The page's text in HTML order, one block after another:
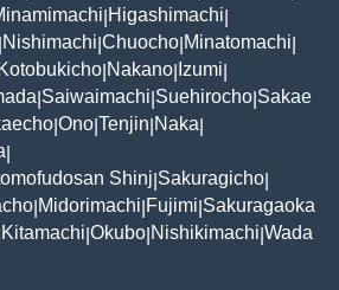
Higashimachi
Nishimachi Chuocho Minatomachi
Kotobukicho Nakano Izumi
Saiwaimachi Suehirocho Sakae
Ono Tenjin Naka
Shinj Sakuragicho
Midorimachi Fujimi Sakuragaoka
Kitamachi Okubo Nishikimachi Wada